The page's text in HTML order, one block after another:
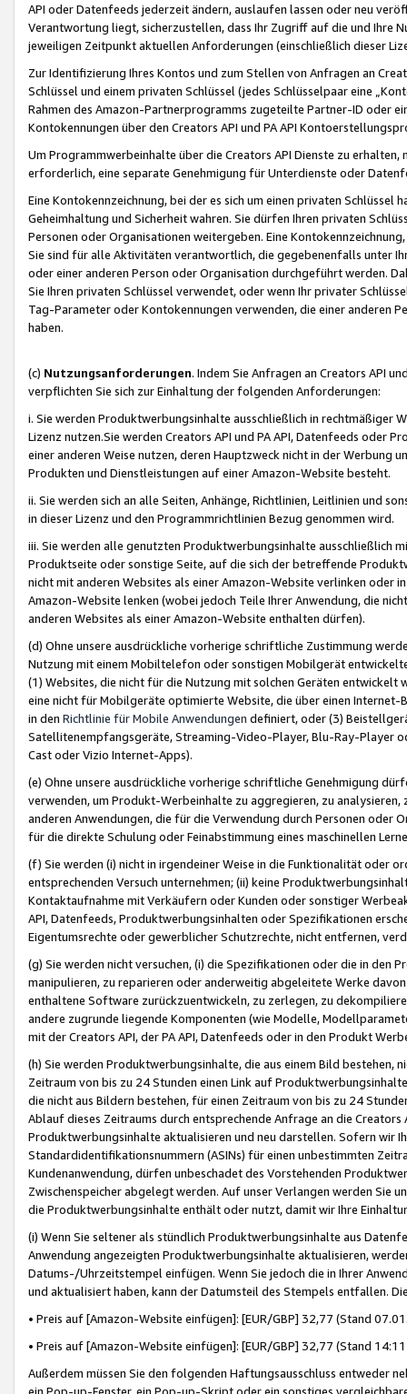
API oder Datenfeeds jederzeit ändern, auslaufen lassen oder neu
Verantwortung liegt, sicherzustellen, dass Ihr Zugriff auf die und Ihre
jeweiligen Zeitpunkt aktuellen Anforderungen (einschließlich dieser
Zur Identifizierung Ihres Kontos und zum Stellen von Anfragen an
Schlüssel und einem privaten Schlüssel (jedes Schlüsselpaar eine
Rahmen des Amazon-Partnerprogramms zugeteilte Partner-ID oder
Kontokennungen über den Creators API und PA API
Um Programmwerbeinhalte über die Creators API Dienste zu
erforderlich, eine separate Genehmigung für Unterdienste oder
Eine Kontokennzeichnung, bei der es sich um einen privaten
Geheimhaltung und Sicherheit wahren. Sie dürfen Ihren privaten
Personen oder Organisationen weitergeben. Eine
Sie sind für alle Aktivitäten verantwortlich, die gegebenenfalls unter
oder einer anderen Person oder Organisation durchgeführt werden.
Sie Ihren privaten Schlüssel verwendet, oder wenn Ihr privater
Tag-Parameter oder Kontokennungen verwenden, die einer anderen
haben.
(c) Nutzungsanforderungen. Indem Sie Anfragen an Creators API
verpflichten Sie sich zur Einhaltung der folgenden Anforderungen:
i. Sie werden Produktwerbungsinhalte ausschließlich in rechtmäßiger
Lizenz nutzen.Sie werden Creators API und PA API, Datenfeeds oder
einer anderen Weise nutzen, deren Hauptzweck nicht in der Werbung
Produkten und Dienstleistungen auf einer Amazon-Website besteht.
ii. Sie werden sich an alle Seiten, Anhänge, Richtlinien, Leitlinien und
in dieser Lizenz und den Programmrichtlinien Bezug genommen wird.
iii. Sie werden alle genutzten Produktwerbungsinhalte ausschließlich
Produktseite oder sonstige Seite, auf die sich der betreffende
nicht mit anderen Websites als einer Amazon-Website verlinken oder
Amazon-Website lenken (wobei jedoch Teile Ihrer Anwendung, die
anderen Websites als einer Amazon-Website enthalten dürfen).
(d) Ohne unsere ausdrückliche vorherige schriftliche Zustimmung
Nutzung mit einem Mobiltelefon oder sonstigen Mobilgerät
(1) Websites, die nicht für die Nutzung mit solchen Geräten
eine nicht für Mobilgeräte optimierte Website, die über einen
in den Richtlinie für Mobile Anwendungen definiert, oder (3)
Satellitenempfangsgeräte, Streaming-Video-Player, Blu-Ray-Player
Cast oder Vizio Internet-Apps).
(e) Ohne unsere ausdrückliche vorherige schriftliche Genehmigung
verwenden, um Produkt-Werbeinhalte zu aggregieren, zu
anderen Anwendungen, die für die Verwendung durch Personen
für die direkte Schulung oder Feinabstimmung eines maschinellen
(f) Sie werden (i) nicht in irgendeiner Weise in die Funktionalität oder
entsprechenden Versuch unternehmen; (ii) keine
Kontaktaufnahme mit Verkäufern oder Kunden oder sonstiger
API, Datenfeeds, Produktwerbungsinhalten oder Spezifikationen
Eigentumsrechte oder gewerblicher Schutzrechte, nicht entfernen,
(g) Sie werden nicht versuchen, (i) die Spezifikationen oder die in
manipulieren, zu reparieren oder anderweitig abgeleitete Werke
enthaltene Software zurückzuentwickeln, zu zerlegen, zu
andere zugrunde liegende Komponenten (wie Modelle,
mit der Creators API, der PA API, Datenfeeds oder in den Produkt
(h) Sie werden Produktwerbungsinhalte, die aus einem Bild bestehen,
Zeitraum von bis zu 24 Stunden einen Link auf
die nicht aus Bildern bestehen, für einen Zeitraum von bis zu 24
Ablauf dieses Zeitraums durch entsprechende Anfrage an die
Produktwerbungsinhalte aktualisieren und neu darstellen. Sofern wir
Standardidentifikationsnummern (ASINs) für einen unbestimmten
Kundenanwendung, dürfen unbeschadet des Vorstehenden
Zwischenspeicher abgelegt werden. Auf unser Verlangen werden Sie
die Produktwerbungsinhalte enthält oder nutzt, damit wir Ihre
(i) Wenn Sie seltener als stündlich Produktwerbungsinhalte aus
Anwendung angezeigten Produktwerbungsinhalte aktualisieren,
Datums-/Uhrzeitstempel einfügen. Wenn Sie jedoch die in Ihrer
und aktualisiert haben, kann der Datumsteil des Stempels entfallen.
• Preis auf [Amazon-Website einfügen]: [EUR/GBP] 32,77 (Stand
• Preis auf [Amazon-Website einfügen]: [EUR/GBP] 32,77 (Stand
Außerdem müssen Sie den folgenden Haftungsausschluss entweder
ein Pop-up-Fenster, ein Pop-up-Skript oder ein sonstiges